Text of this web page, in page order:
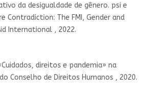
da desigualdade de gênero. psi e
Contradiction: The FMI, Gender and
International , 2022.
direitos e pandemia» na
Conselho de Direitos Humanos , 2020.